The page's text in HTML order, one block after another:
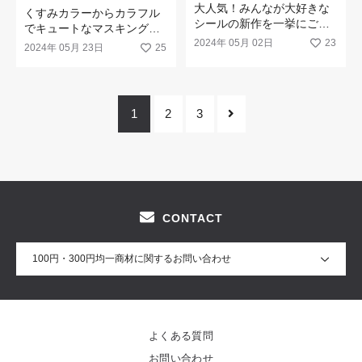
くすみカラーからカラフル
でキュートなマスキングテ
ープまで一挙にご紹介☆
2024年 05月 23日 25
大人気！みんなが大好きな
シールの新作を一挙にご紹
介☆
2024年 05月 02日 23
1 2 3
CONTACT
100円・300円均一商材に関するお問い合わせ
よくある質問
お問い合わせ